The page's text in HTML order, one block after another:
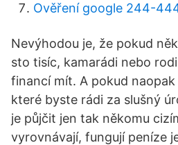
Ověření google 244-
Nevýhodou je, že pokud
sto tisíc, kamarádi nebo
financí mít. A pokud
které byste rádi za slušný
je půjčit jen tak někomu
vyrovnávají, fungují peníze